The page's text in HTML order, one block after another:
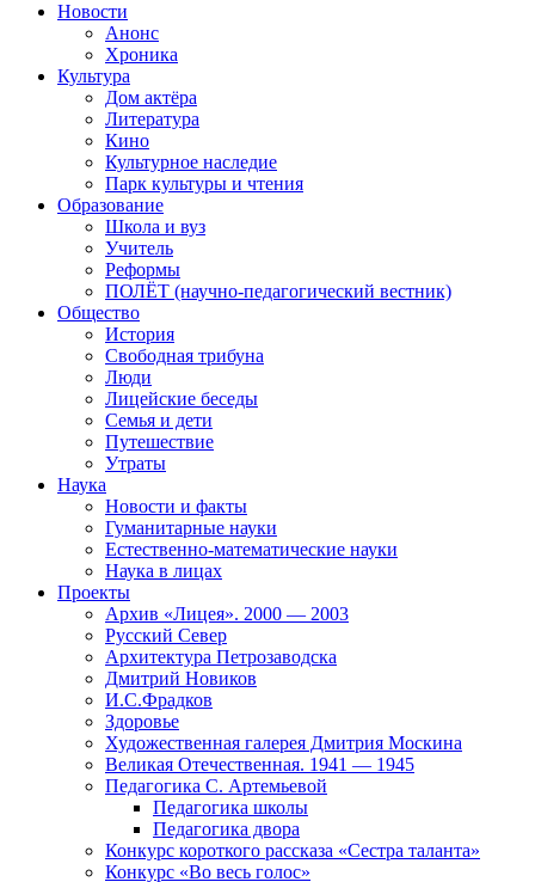
Новости
Анонс
Хроника
Культура
Дом актёра
Литература
Кино
Культурное наследие
Парк культуры и чтения
Образование
Школа и вуз
Учитель
Реформы
ПОЛЁТ (научно-педагогический вестник)
Общество
История
Свободная трибуна
Люди
Лицейские беседы
Семья и дети
Путешествие
Утраты
Наука
Новости и факты
Гуманитарные науки
Естественно-математические науки
Наука в лицах
Проекты
Архив «Лицея». 2000 — 2003
Русский Север
Архитектура Петрозаводска
Дмитрий Новиков
И.С.Фрадков
Здоровье
Художественная галерея Дмитрия Москина
Великая Отечественная. 1941 — 1945
Педагогика С. Артемьевой
Педагогика школы
Педагогика двора
Конкурс короткого рассказа «Сестра таланта»
Конкурс «Во весь голос»